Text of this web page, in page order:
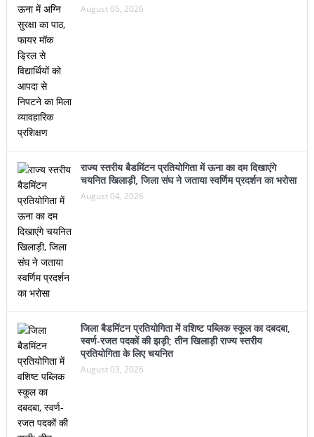
August 05, 2026
राज्य स्तरीय बैडमिंटन प्रतियोगिता में ऊना का दम दिखाएंगे
चयनित खिलाड़ी, जिला संघ ने जताया स्वर्णिम प्रदर्शन का भरोसा
August 04, 2026
जिला बैडमिंटन प्रतियोगिता में वशिष्ट पब्लिक स्कूल का दबदबा,
स्वर्ण-रजत पदकों की झड़ी; तीन खिलाड़ी राज्य स्तरीय
प्रतियोगिता के लिए चयनित
August 03, 2026